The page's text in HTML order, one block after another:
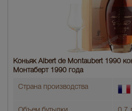
Коньяк Albert de Montaubert 1990
Монтаберт 1990 года
Страна производства